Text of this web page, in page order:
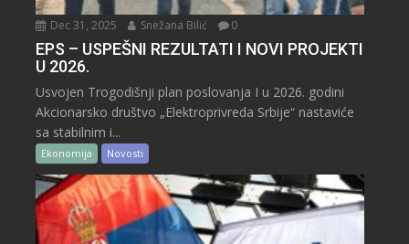
Dec 31, 2025 Snežana Bilić 0
EPS – USPEŠNI REZULTATI I NOVI PROJEKTI
U 2026.
Usvojen Trogodišnji plan poslovanja I u 2026. godini
Akcionarsko društvo „Elektroprivreda Srbije“ nastaviće
sa stabilnim i...
Ekonomija Novosti